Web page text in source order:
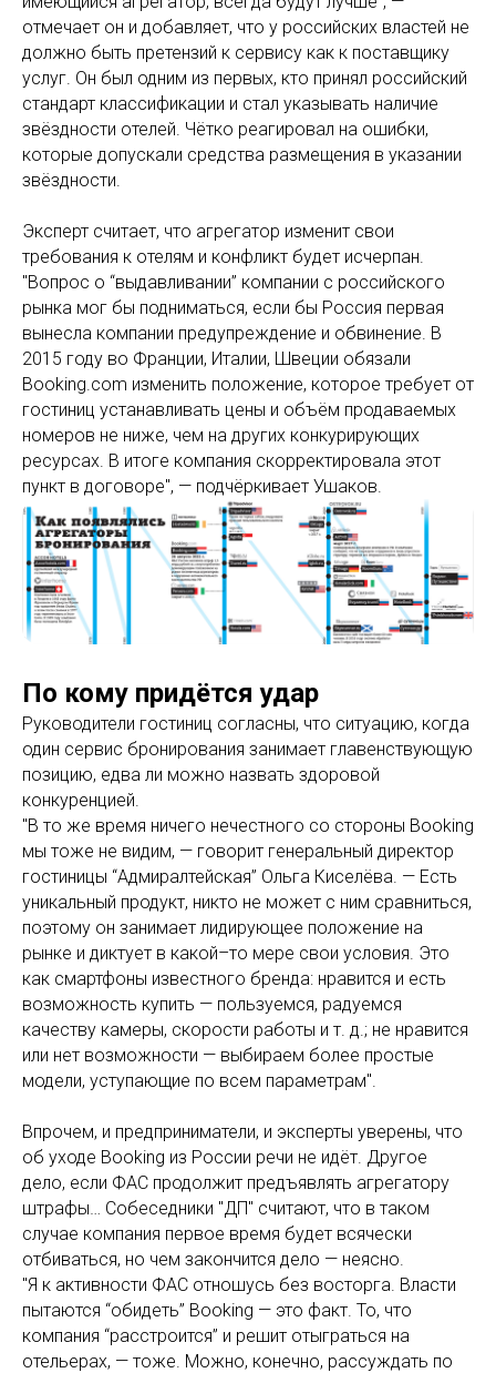
отмечает он и добавляет, что у российских властей не
должно быть претензий к сервису как к поставщику
услуг. Он был одним из первых, кто принял российский
стандарт классификации и стал указывать наличие
звёздности отелей. Чётко реагировал на ошибки,
которые допускали средства размещения в указании
звёздности.
Эксперт считает, что агрегатор изменит свои
требования к отелям и конфликт будет исчерпан.
"Вопрос о “выдавливании” компании с российского
рынка мог бы подниматься, если бы Россия первая
вынесла компании предупреждение и обвинение. В
2015 году во Франции, Италии, Швеции обязали
Booking.com изменить положение, которое требует от
гостиниц устанавливать цены и объём продаваемых
номеров не ниже, чем на других конкурирующих
ресурсах. В итоге компания скорректировала этот
пункт в договоре", — подчёркивает Ушаков.
По кому придётся удар
Руководители гостиниц согласны, что ситуацию, когда
один сервис бронирования занимает главенствующую
позицию, едва ли можно назвать здоровой
конкуренцией.
"В то же время ничего нечестного со стороны Booking
мы тоже не видим, — говорит генеральный директор
гостиницы “Адмиралтейская” Ольга Киселёва. — Есть
уникальный продукт, никто не может с ним сравниться,
поэтому он занимает лидирующее положение на
рынке и диктует в какой–то мере свои условия. Это
как смартфоны известного бренда: нравится и есть
возможность купить — пользуемся, радуемся
качеству камеры, скорости работы и т. д.; не нравится
или нет возможности — выбираем более простые
модели, уступающие по всем параметрам".
Впрочем, и предприниматели, и эксперты уверены, что
об уходе Booking из России речи не идёт. Другое
дело, если ФАС продолжит предъявлять агрегатору
штрафы… Собеседники "ДП" считают, что в таком
случае компания первое время будет всячески
отбиваться, но чем закончится дело — неясно.
"Я к активности ФАС отношусь без восторга. Власти
пытаются “обидеть” Booking — это факт. То, что
компания “расстроится” и решит отыграться на
отельерах, — тоже. Можно, конечно, рассуждать по